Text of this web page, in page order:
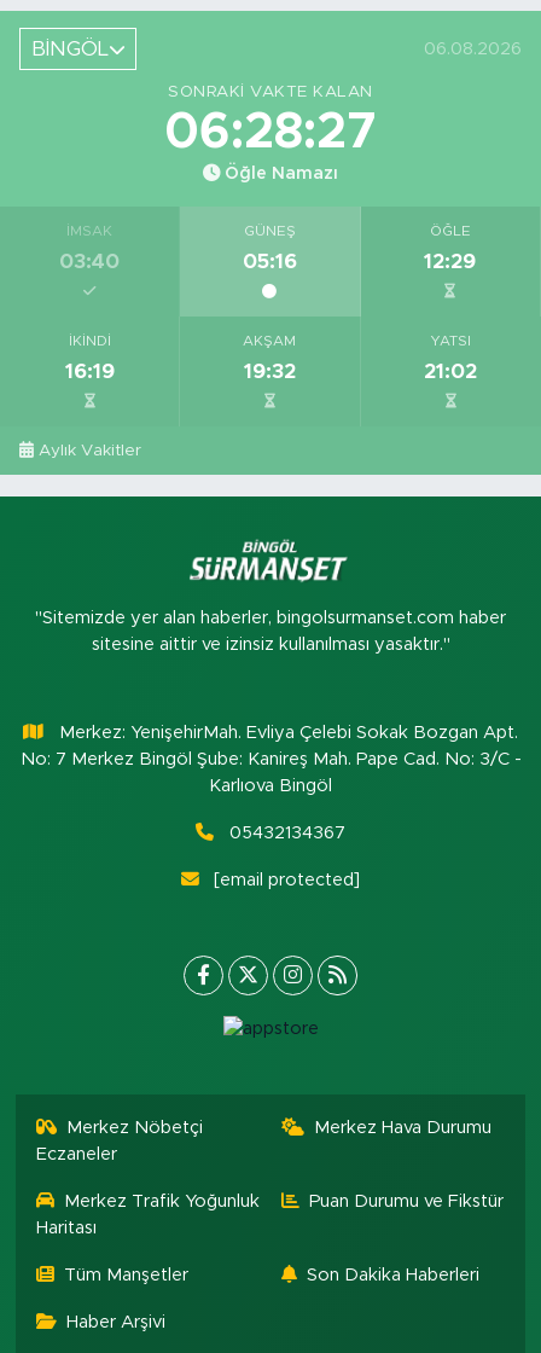
BİNGÖL 06.08.2026
SONRAKI VAKTE KALAN
06:28:27
Öğle Namazı
İMSAK
03:40
GÜNEŞ
05:16
ÖĞLE
12:29
İKINDI
16:19
AKŞAM
19:32
YATSI
21:02
Aylık Vakitler
"Sitemizde yer alan haberler, bingolsurmanset.com haber
sitesine aittir ve izinsiz kullanılması yasaktır."
Merkez: YenişehirMah. Evliya Çelebi Sokak Bozgan Apt.
No: 7 Merkez Bingöl Şube: Kanireş Mah. Pape Cad. No: 3/C -
Karlıova Bingöl
05432134367
[email protected]
Merkez Nöbetçi
Eczaneler
Merkez Hava Durumu
Merkez Trafik Yoğunluk
Haritası
Puan Durumu ve Fikstür
Tüm Manşetler Son Dakika Haberleri
Haber Arşivi